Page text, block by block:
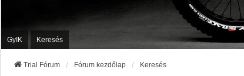
GyIK Keresés
Trial Fórum Fórum kezdőlap Keresés